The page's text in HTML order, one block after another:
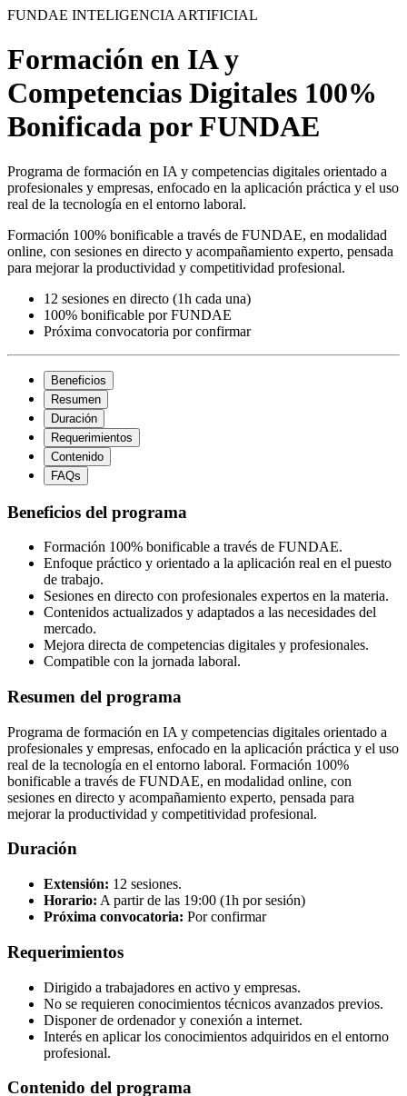
FUNDAE INTELIGENCIA ARTIFICIAL
Formación en IA y
Competencias Digitales 100%
Bonificada por FUNDAE
Programa de formación en IA y competencias digitales orientado a
profesionales y empresas, enfocado en la aplicación práctica y el uso
real de la tecnología en el entorno laboral.
Formación 100% bonificable a través de FUNDAE, en modalidad
online, con sesiones en directo y acompañamiento experto, pensada
para mejorar la productividad y competitividad profesional.
12 sesiones en directo (1h cada una)
100% bonificable por FUNDAE
Próxima convocatoria por confirmar
Beneficios
Resumen
Duración
Requerimientos
Contenido
FAQs
Beneficios del programa
Formación 100% bonificable a través de FUNDAE.
Enfoque práctico y orientado a la aplicación real en el puesto
de trabajo.
Sesiones en directo con profesionales expertos en la materia.
Contenidos actualizados y adaptados a las necesidades del
mercado.
Mejora directa de competencias digitales y profesionales.
Compatible con la jornada laboral.
Resumen del programa
Programa de formación en IA y competencias digitales orientado a
profesionales y empresas, enfocado en la aplicación práctica y el uso
real de la tecnología en el entorno laboral. Formación 100%
bonificable a través de FUNDAE, en modalidad online, con
sesiones en directo y acompañamiento experto, pensada para
mejorar la productividad y competitividad profesional.
Duración
Extensión: 12 sesiones.
Horario: A partir de las 19:00 (1h por sesión)
Próxima convocatoria: Por confirmar
Requerimientos
Dirigido a trabajadores en activo y empresas.
No se requieren conocimientos técnicos avanzados previos.
Disponer de ordenador y conexión a internet.
Interés en aplicar los conocimientos adquiridos en el entorno
profesional.
Contenido del programa